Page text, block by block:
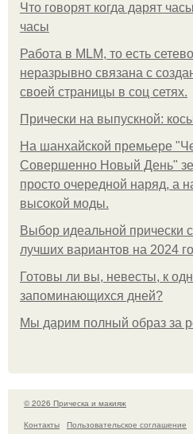
Что говорят когда дарят
часы
Работа в MLM, то есть
неразрывно связана с
своей страницы в соц сетях.
Прически на выпускной:
На шанхайской премьере
Совершенно Новый День"
просто очередной наряд, а
высокой моды.
Выбор идеальной прически
лучших вариантов на 2024
Готовы ли вы, невесты, к
запоминающихся дней?
Мы дарим полный образ за
© 2026 Прическа и макияж
Контакты
Пользовательское соглашение